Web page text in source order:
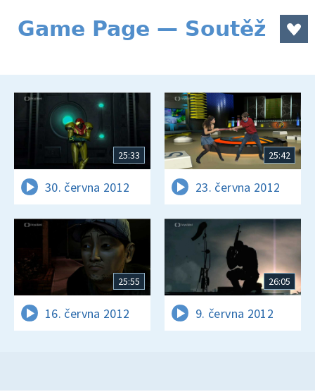
Game Page — Soutěž
25:33
30. června 2012
25:42
23. června 2012
25:55
16. června 2012
26:05
9. června 2012